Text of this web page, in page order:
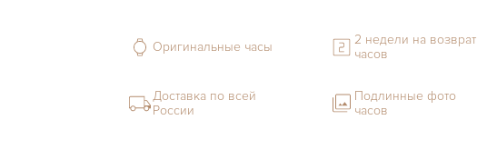
Оригинальные часы
2 недели на возврат
часов
Доставка по всей
России
Подлинные фото
часов